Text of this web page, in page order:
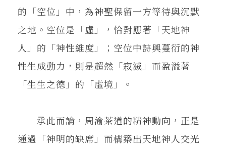
的「空位」中，為神聖保留一方等待與沉默
之地。空位是「虛」，恰對應著「天地神
人」的「神性維度」；空位中詩興蔓衍的神
性生成動力，則是超然「寂滅」而盈溢著
「生生之德」的「虛境」。
承此而論，周渝茶道的精神動向，正是
通過「神明的缺席」而構築出天地神人交光